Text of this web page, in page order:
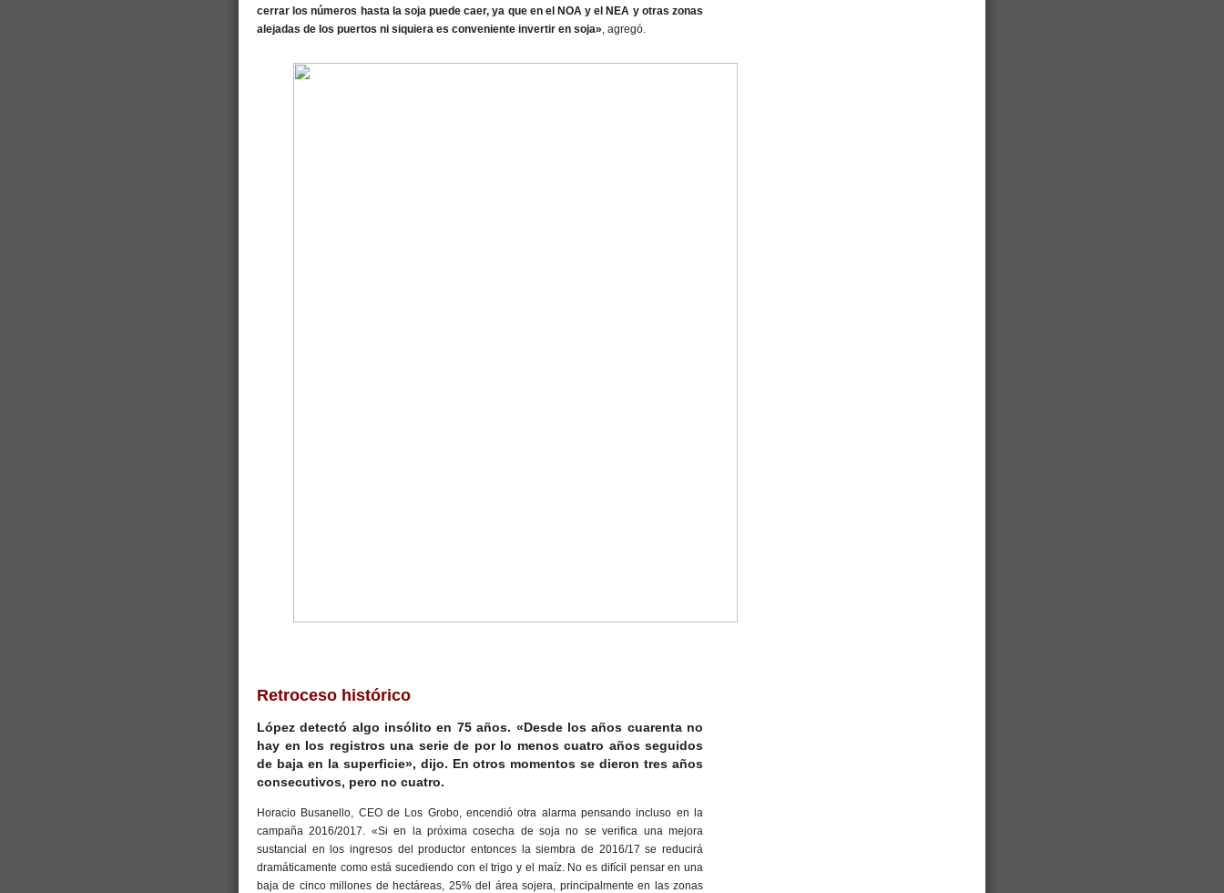
cerrar los números hasta la soja puede caer, ya que en el NOA y el NEA y otras zonas
alejadas de los puertos ni siquiera es conveniente invertir en soja», agregó.
Retroceso histórico
López detectó algo insólito en 75 años. «Desde los años cuarenta no
hay en los registros una serie de por lo menos cuatro años seguidos
de baja en la superficie», dijo. En otros momentos se dieron tres años
consecutivos, pero no cuatro.
Horacio Busanello, CEO de Los Grobo, encendió otra alarma pensando incluso en la
campaña 2016/2017. «Si en la próxima cosecha de soja no se verifica una mejora
sustancial en los ingresos del productor entonces la siembra de 2016/17 se reducirá
dramáticamente como está sucediendo con el trigo y el maíz. No es difícil pensar en una
baja de cinco millones de hectáreas, 25% del área sojera, principalmente en las zonas